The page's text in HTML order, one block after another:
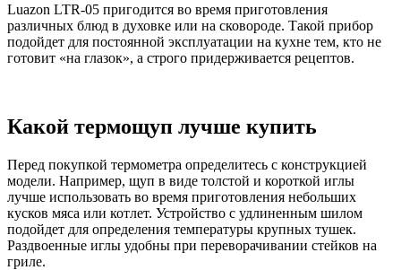
Luazon LTR-05 пригодится во время приготовления
различных блюд в духовке или на сковороде. Такой прибор
подойдет для постоянной эксплуатации на кухне тем, кто не
готовит «на глазок», а строго придерживается рецептов.
Какой термощуп лучше купить
Перед покупкой термометра определитесь с конструкцией
модели. Например, щуп в виде толстой и короткой иглы
лучше использовать во время приготовления небольших
кусков мяса или котлет. Устройство с удлиненным шилом
подойдет для определения температуры крупных тушек.
Раздвоенные иглы удобны при переворачивании стейков на
гриле.